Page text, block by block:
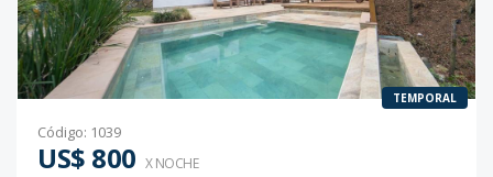
TEMPORAL
Código: 1039
US$ 800 X NOCHE